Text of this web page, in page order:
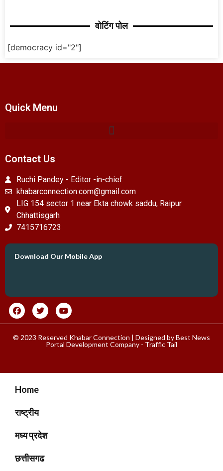
वोटिंग पोल
[democracy id="2"]
Quick Menu
Contact Us
Ruchi Pandey - Editor -in-chief
khabarconnection.com@gmail.com
LIG 154 sector 1 near Ekta chowk saddu, Raipur
Chhattisgarh
7415716723
Download Our Mobile App
© 2023 Reserved Khabar Connection | Designed byBest News
Portal Development Company - Traffic Tail
Home
राष्ट्रीय
मध्य प्रदेश
छत्तीसगढ